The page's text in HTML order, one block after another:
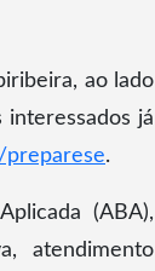
ao lado
já
.
(ABA),
atendimento